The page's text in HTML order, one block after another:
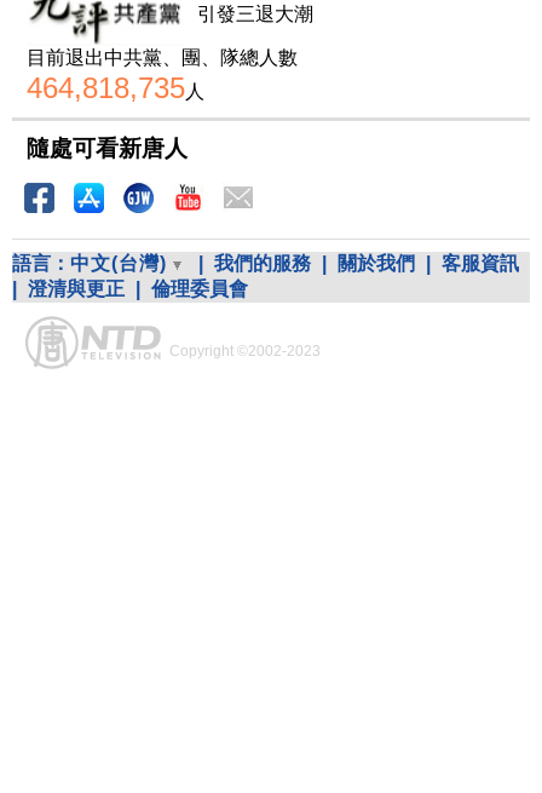
引發三退大潮
目前退出中共黨、團、隊總人數
464,818,735人
隨處可看新唐人
語言： 中文(台灣) 我們的服務 關於我們
客服資訊
澄清與更正 倫理委員會
Copyright ©2002-2023